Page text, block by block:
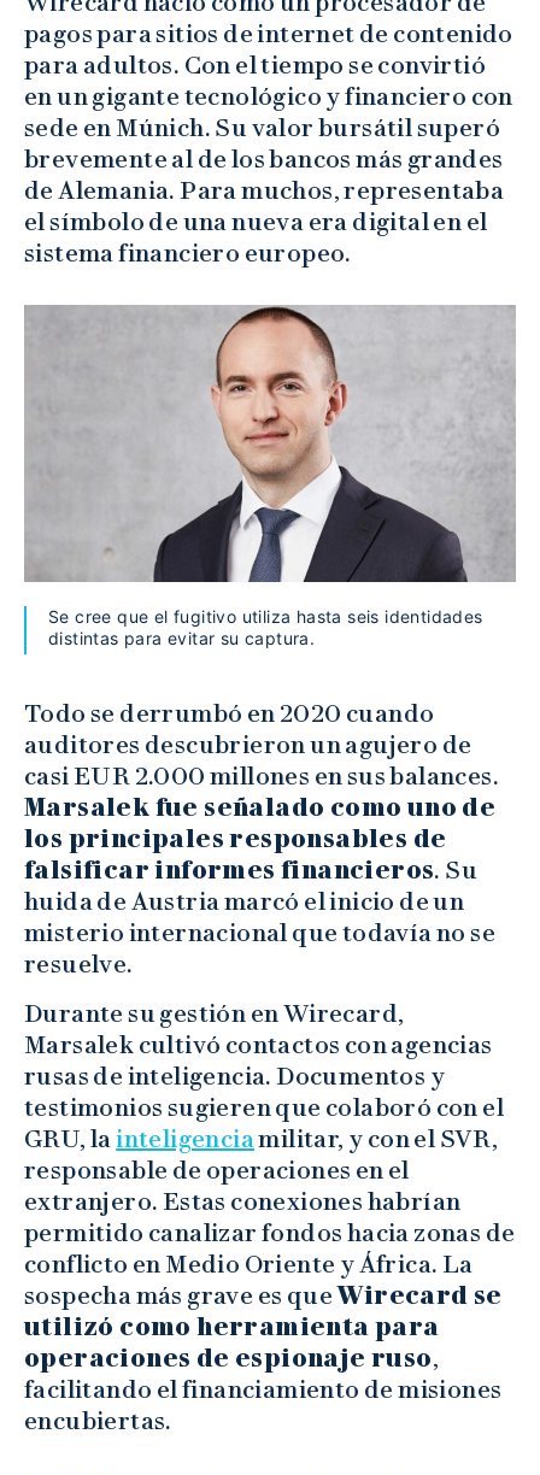
pagos para sitios de internet de contenido
para adultos. Con el tiempo se convirtió
en un gigante tecnológico y financiero con
sede en Múnich. Su valor bursátil superó
brevemente al de los bancos más grandes
de Alemania. Para muchos, representaba
el símbolo de una nueva era digital en el
sistema financiero europeo.
Se cree que el fugitivo utiliza hasta seis identidades
distintas para evitar su captura.
Todo se derrumbó en 2020 cuando
auditores descubrieron un agujero de
casi EUR 2.000 millones en sus balances.
Marsalek fue señalado como uno de
los principales responsables de
falsificar informes financieros. Su
huida de Austria marcó el inicio de un
misterio internacional que todavía no se
resuelve.
Durante su gestión en Wirecard,
Marsalek cultivó contactos con agencias
rusas de inteligencia. Documentos y
testimonios sugieren que colaboró con el
GRU, lainteligenciamilitar, y con el SVR,
responsable de operaciones en el
extranjero. Estas conexiones habrían
permitido canalizar fondos hacia zonas de
conflicto en Medio Oriente y África. La
sospecha más grave es queWirecard se
utilizó como herramienta para
operaciones de espionaje ruso,
facilitando el financiamiento de misiones
encubiertas.